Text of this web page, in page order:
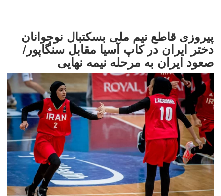
پیروزی قاطع تیم ملی بسکتبال نوجوانان
دختر ایران در کاپ آسیا مقابل سنگاپور/
صعود ایران به مرحله نیمه نهایی